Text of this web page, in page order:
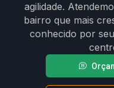
agilidade.
bairro que mais
conhecido por